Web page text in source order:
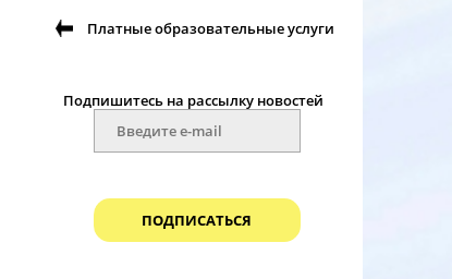
Платные образовательные услуги
Подпишитесь на рассылку новостей
ПОДПИСАТЬСЯ